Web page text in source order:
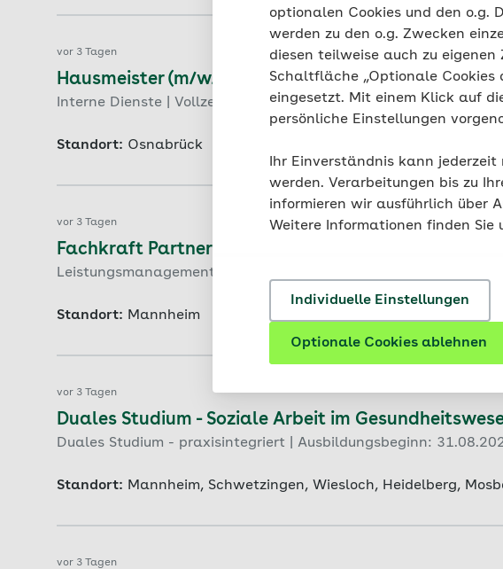
optionalen Cookies und den o.g.
werden zu den o.g. Zwecken
diesen teilweise auch zu
Schaltfläche „Optionale
eingesetzt. Mit einem Klick auf
persönliche Einstellungen
Ihr Einverständnis kann
werden. Verarbeitungen bis zu
informieren wir ausführlich über
Weitere Informationen finden Sie
Individuelle Einstellungen
Optionale Cookies ablehnen
vor 3 Tagen
Hausmeister (m/w/d)
Interne Dienste | Vollzeit (38,5 Stunden) | befristet bis zum
Standort: Osnabrück
vor 3 Tagen
Fachkraft Partner-Abrechnung Krankenhaus (m/w/
Leistungsmanagement | Vollzeit oder Teilzeit | Unbefristet |
Standort: Mannheim
vor 3 Tagen
Duales Studium - Soziale Arbeit im
Duales Studium - praxisintegriert | Ausbildungsbeginn:
Standort: Mannheim, Schwetzingen, Wiesloch, Heidelberg,
vor 3 Tagen